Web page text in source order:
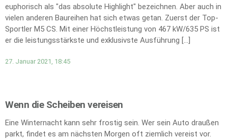
euphorisch als "das absolute Highlight" bezeichnen. Aber auch in
vielen anderen Baureihen hat sich etwas getan. Zuerst der Top-
Sportler M5 CS. Mit einer Höchstleistung von 467 kW/635 PS ist
er die leistungsstärkste und exklusivste Ausführung […]
27. Januar 2021, 18:45
Wenn die Scheiben vereisen
Eine Winternacht kann sehr frostig sein. Wer sein Auto draußen
parkt, findet es am nächsten Morgen oft ziemlich vereist vor.